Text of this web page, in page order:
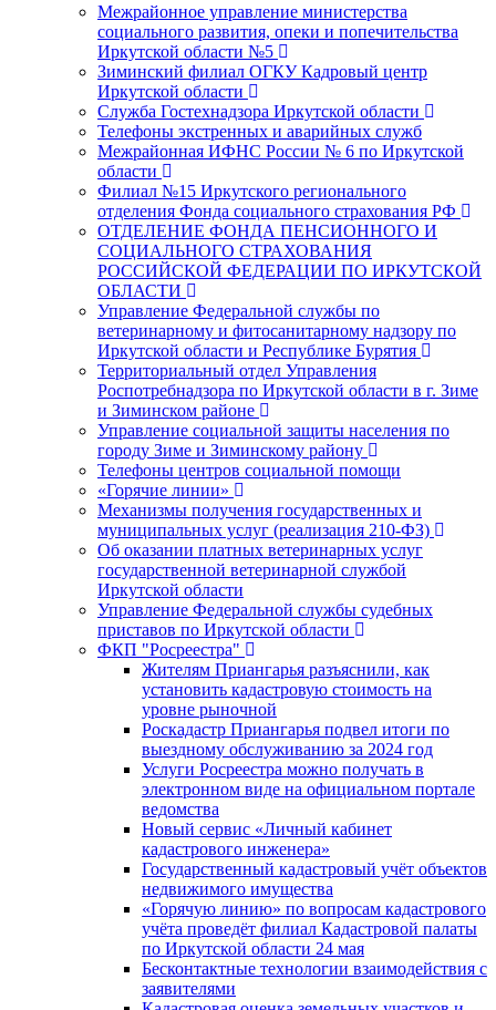
Межрайонное управление министерства
социального развития, опеки и попечительства
Иркутской области №5
Зиминский филиал ОГКУ Кадровый центр
Иркутской области
Служба Гостехнадзора Иркутской области
Телефоны экстренных и аварийных служб
Межрайонная ИФНС России № 6 по Иркутской
области
Филиал №15 Иркутского регионального
отделения Фонда социального страхования РФ
ОТДЕЛЕНИЕ ФОНДА ПЕНСИОННОГО И
СОЦИАЛЬНОГО СТРАХОВАНИЯ
РОССИЙСКОЙ ФЕДЕРАЦИИ ПО ИРКУТСКОЙ
ОБЛАСТИ
Управление Федеральной службы по
ветеринарному и фитосанитарному надзору по
Иркутской области и Республике Бурятия
Территориальный отдел Управления
Роспотребнадзора по Иркутской области в г. Зиме
и Зиминском районе
Управление социальной защиты населения по
городу Зиме и Зиминскому району
Телефоны центров социальной помощи
«Горячие линии»
Механизмы получения государственных и
муниципальных услуг (реализация 210-ФЗ)
Об оказании платных ветеринарных услуг
государственной ветеринарной службой
Иркутской области
Управление Федеральной службы судебных
приставов по Иркутской области
ФКП "Росреестра"
Жителям Приангарья разъяснили, как
установить кадастровую стоимость на
уровне рыночной
Роскадастр Приангарья подвел итоги по
выездному обслуживанию за 2024 год
Услуги Росреестра можно получать в
электронном виде на официальном портале
ведомства
Новый сервис «Личный кабинет
кадастрового инженера»
Государственный кадастровый учёт объектов
недвижимого имущества
«Горячую линию» по вопросам кадастрового
учёта проведёт филиал Кадастровой палаты
по Иркутской области 24 мая
Бесконтактные технологии взаимодействия с
заявителями